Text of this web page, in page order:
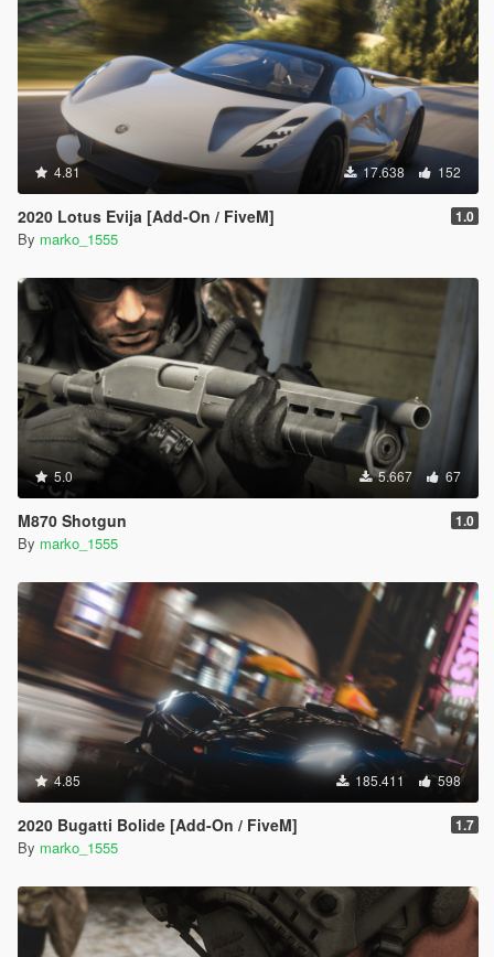
4.81 17.638 152
2020 Lotus Evija [Add-On / FiveM] 1.0
By marko_1555
5.0 5.667 67
M870 Shotgun 1.0
By marko_1555
4.85 185.411 598
2020 Bugatti Bolide [Add-On / FiveM] 1.7
By marko_1555